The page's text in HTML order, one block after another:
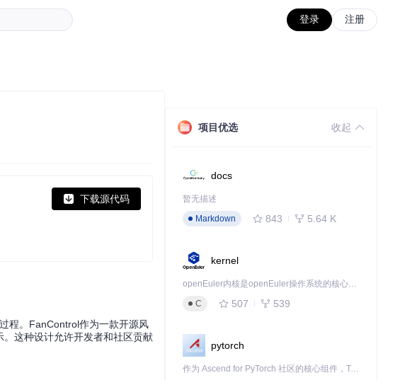
登录 注册
下载源代码
程。FanControl作为一款开源风
这种设计允许开发者和社区贡献
项目优选 收起
docs
暂无描述
Markdown
843 5.64 K
kernel
openEuler内核是openEuler操作系统的核心，既是系统性能与稳定性的基石，也是连接处理器、设备与服务的桥梁。
C
507 539
pytorch
作为 Ascend for PyTorch 社区的核心组件，TorchNPU 是昇腾专为 PyTorch 打造的深度学习适配插件，使 PyTorch 框架能够直接调用昇腾 NPU，为开发者提供昇腾 AI 处理器的超强算力。